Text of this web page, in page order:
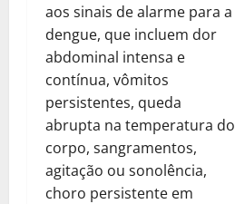
aos sinais de alarme para a
dengue, que incluem dor
abdominal intensa e
contínua, vômitos
persistentes, queda
abrupta na temperatura do
corpo, sangramentos,
agitação ou sonolência,
choro persistente em